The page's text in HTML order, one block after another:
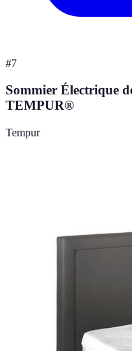
#7
Sommier Électrique
TEMPUR®
Tempur